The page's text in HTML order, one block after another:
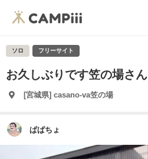
ソロ フリーサイト
お久しぶりです笠の場さん
[宮城県] casano-va笠の場
ぱぱちょ